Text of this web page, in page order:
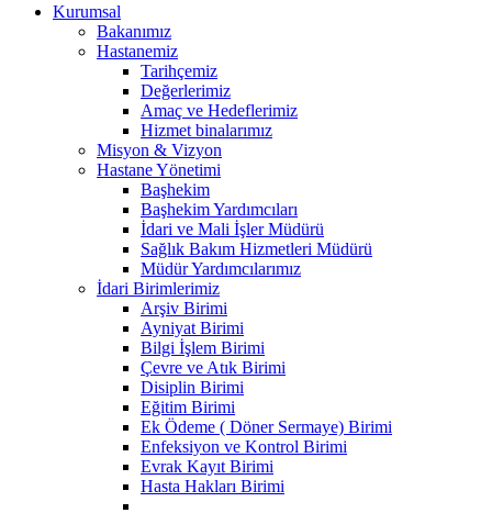
Kurumsal
Bakanımız
Hastanemiz
Tarihçemiz
Değerlerimiz
Amaç ve Hedeflerimiz
Hizmet binalarımız
Misyon & Vizyon
Hastane Yönetimi
Başhekim
Başhekim Yardımcıları
İdari ve Mali İşler Müdürü
Sağlık Bakım Hizmetleri Müdürü
Müdür Yardımcılarımız
İdari Birimlerimiz
Arşiv Birimi
Ayniyat Birimi
Bilgi İşlem Birimi
Çevre ve Atık Birimi
Disiplin Birimi
Eğitim Birimi
Ek Ödeme ( Döner Sermaye) Birimi
Enfeksiyon ve Kontrol Birimi
Evrak Kayıt Birimi
Hasta Hakları Birimi